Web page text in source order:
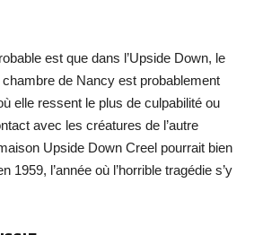
est que dans l’Upside Down, le
de Nancy est probablement
elle ressent le plus de culpabilité ou
avec les créatures de l’autre
Upside Down Creel pourrait bien
1959, l’année où l’horrible tragédie s’y